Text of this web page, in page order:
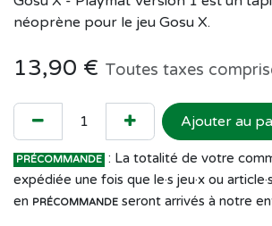
néoprène pour le jeu Gosu X.
13,90 € Toutes taxes
Ajouter au
PRÉCOMMANDE : La totalité de votre
expédiée une fois que le·s jeu·x ou article·s
en PRÉCOMMANDE seront arrivés à notre